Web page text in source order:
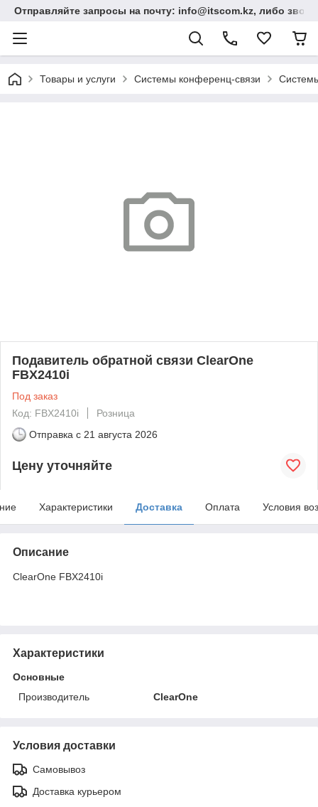
Отправляйте запросы на почту: info@itscom.kz, либо
Товары и услуги Системы конференц-связи
Подавитель обратной связи ClearOne
FBX2410i
Под заказ
Код: FBX2410i
Розница
Отправка с 21 августа 2026
Цену уточняйте
Характеристики Доставка Оплата Условия
Описание
ClearOne FBX2410i
Характеристики
Основные
Производитель
ClearOne
Условия доставки
Самовывоз
Доставка курьером